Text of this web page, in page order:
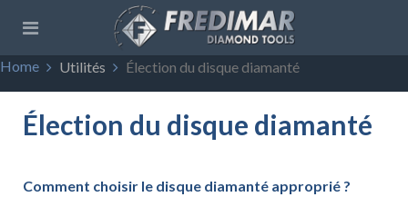
Home Utilités Élection du disque diamanté
Élection du disque diamanté
Comment choisir le disque diamanté approprié ?